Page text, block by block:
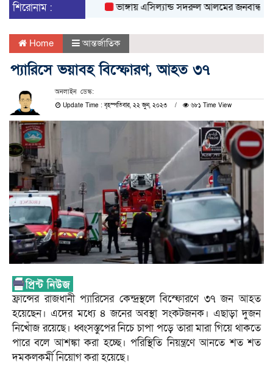
শিরোনাম :
ভাঙ্গায় এসিল্যান্ড সদরুল আলমের জনবান্ধব
Home আন্তর্জাতিক
প্যারিসে ভয়াবহ বিস্ফোরণ, আহত ৩৭
অনলাইন ডেস্ক:
Update Time : বৃহস্পতিবার, ২২ জুন, ২০২৩ ৬৮১ Time View
ফ্রান্সের রাজধানী প্যারিসের কেন্দ্রস্থলে বিস্ফোরণে ৩৭ জন আহত
হয়েছেন। এদের মধ্যে ৪ জনের অবস্থা সংকটজনক। এছাড়া দুজন
নিখোঁজ রয়েছে। ধ্বংসস্তুপের নিচে চাপা পড়ে তারা মারা গিয়ে থাকতে
পারে বলে আশঙ্কা করা হচ্ছে। পরিস্থিতি নিয়ন্ত্রণে আনতে শত শত
দমকলকর্মী নিয়োগ করা হয়েছে।